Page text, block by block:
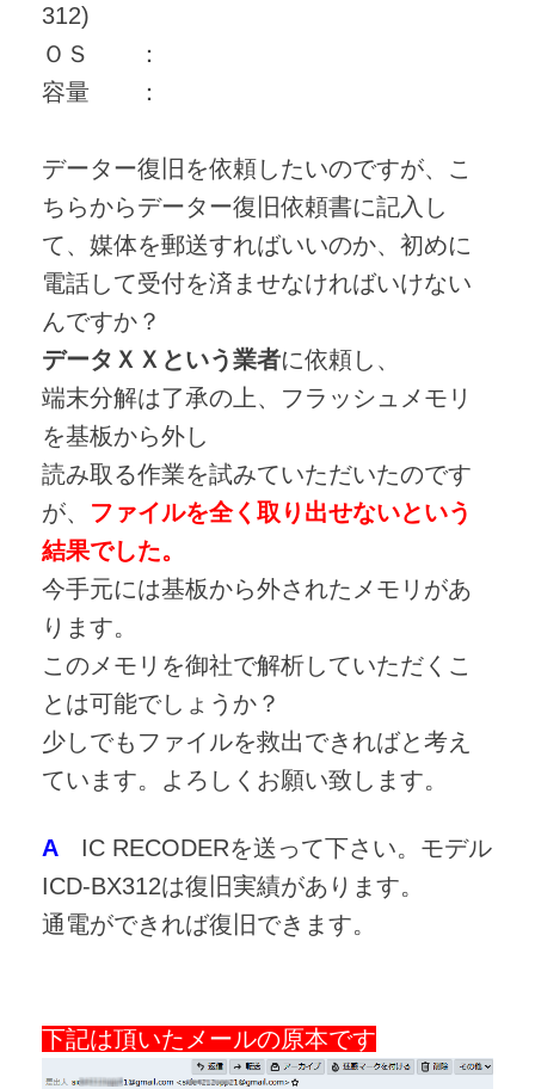
312)
ＯＳ ：
容量 ：
データー復旧を依頼したいのですが、こ
ちらからデーター復旧依頼書に記入し
て、媒体を郵送すればいいのか、初めに
電話して受付を済ませなければいけない
んですか？
データＸＸという業者に依頼し、
端末分解は了承の上、フラッシュメモリ
を基板から外し
読み取る作業を試みていただいたのです
が、 ファイルを全く取り出せないという
結果でした。
今手元には基板から外されたメモリがあ
ります。
このメモリを御社で解析していただくこ
とは可能でしょうか？
少しでもファイルを救出できればと考え
ています。よろしくお願い致します。
A IC RECODERを送って下さい。モデル
ICD-BX312は復旧実績があります。
通電ができれば復旧できます。
下記は頂いたメールの原本です